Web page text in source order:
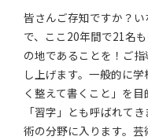
皆さんご存知ですか？
で、ここ20年間で21名
の地であることを！ご
し上げます。一般的に
く整えて書くこと」を
「習字」とも呼ばれて
術の分野に入ります。